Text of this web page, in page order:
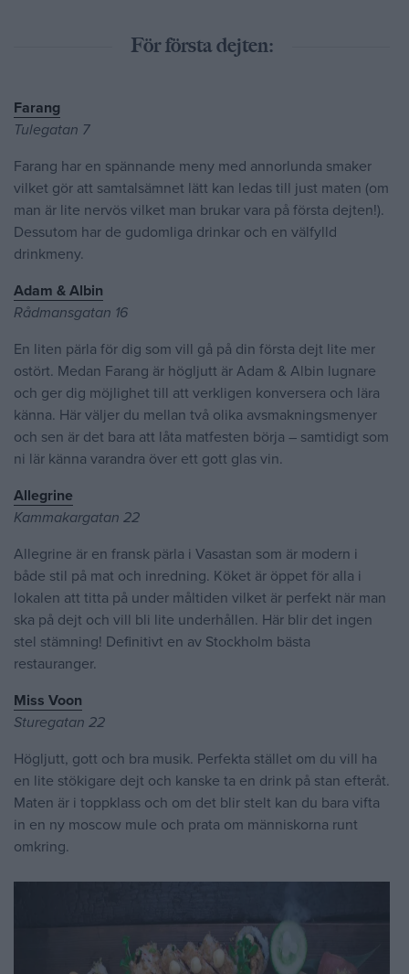
För första dejten:
Farang
Tulegatan 7
Farang har en spännande meny med annorlunda smaker
vilket gör att samtalsämnet lätt kan ledas till just maten (om
man är lite nervös vilket man brukar vara på första dejten!).
Dessutom har de gudomliga drinkar och en välfylld
drinkmeny.
Adam & Albin
Rådmansgatan 16
En liten pärla för dig som vill gå på din första dejt lite mer
ostört. Medan Farang är högljutt är Adam & Albin lugnare
och ger dig möjlighet till att verkligen konversera och lära
känna. Här väljer du mellan två olika avsmakningsmenyer
och sen är det bara att låta matfesten börja – samtidigt som
ni lär känna varandra över ett gott glas vin.
Allegrine
Kammakargatan 22
Allegrine är en fransk pärla i Vasastan som är modern i
både stil på mat och inredning. Köket är öppet för alla i
lokalen att titta på under måltiden vilket är perfekt när man
ska på dejt och vill bli lite underhållen. Här blir det ingen
stel stämning! Definitivt en av Stockholm bästa
restauranger.
Miss Voon
Sturegatan 22
Högljutt, gott och bra musik. Perfekta stället om du vill ha
en lite stökigare dejt och kanske ta en drink på stan efteråt.
Maten är i toppklass och om det blir stelt kan du bara vifta
in en ny moscow mule och prata om människorna runt
omkring.